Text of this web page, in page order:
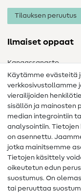
Tilauksen peruutus
Ilmaiset oppaat
Kangassanasto
Ompelusanasto
Ompeluohjeet
Apua ja
Yhteystiedot
Tietoa
FAQ
Peruutusoikeus
Käytämme evästeitä
verkkosivustollamme
vierailijoiden
sisällön ja mainosten
median integrointiin
analysointiin.
on asennettu.
jotka mainitsemme
Tietojen käsittely
oikeutetun edun
suostumus. On
tai peruuttaa